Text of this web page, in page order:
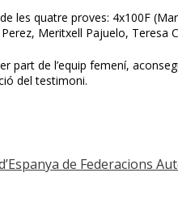
les quatre proves: 4x100F
Meritxell Pajuelo, Teresa
part de l’equip femení,
del testimoni.
de Federacions